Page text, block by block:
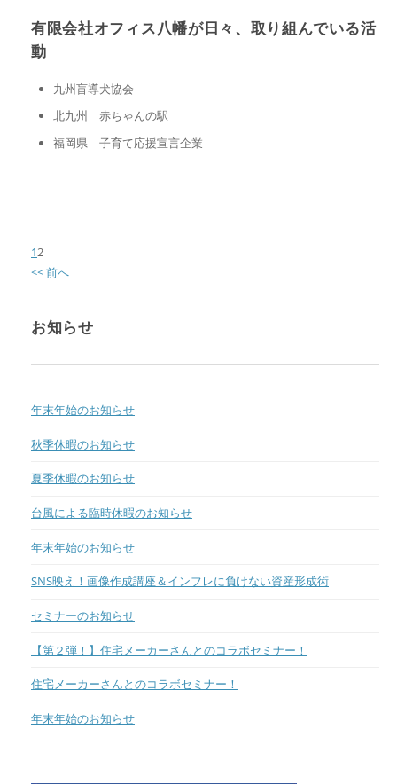
有限会社オフィス八幡が日々、取り組んでいる活
動
九州盲導犬協会
北九州 赤ちゃんの駅
福岡県 子育て応援宣言企業
12
<< 前へ
お知らせ
年末年始のお知らせ
秋季休暇のお知らせ
夏季休暇のお知らせ
台風による臨時休暇のお知らせ
年末年始のお知らせ
SNS映え！画像作成講座＆インフレに負けない資産形成術
セミナーのお知らせ
【第２弾！】住宅メーカーさんとのコラボセミナー！
住宅メーカーさんとのコラボセミナー！
年末年始のお知らせ